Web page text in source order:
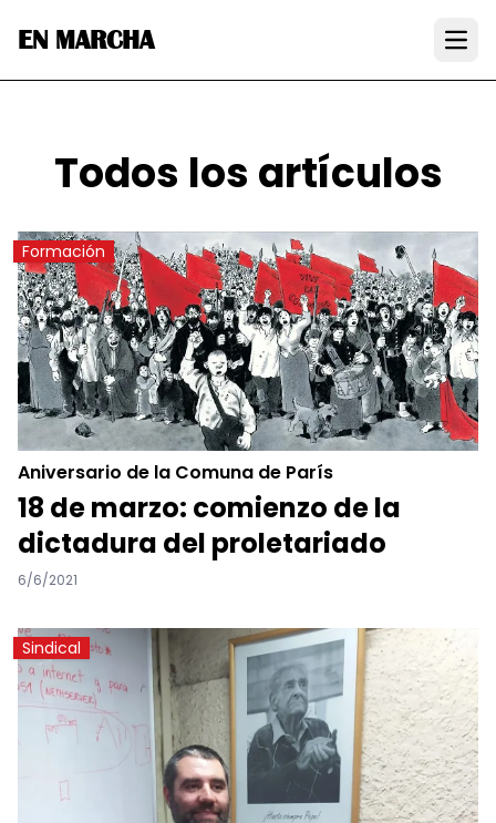
EN MARCHA
Todos los artículos
Formación
Aniversario de la Comuna de París
18 de marzo: comienzo de la
dictadura del proletariado
6/6/2021
Sindical